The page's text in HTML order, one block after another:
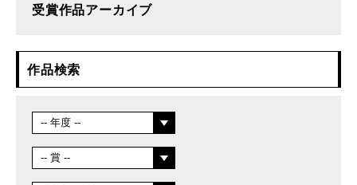
受賞作品アーカイブ
作品検索